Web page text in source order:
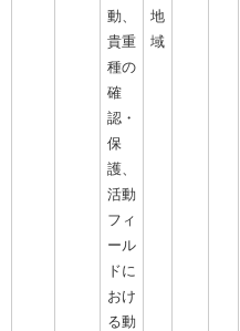
動、
貴重
種の
確
認・
保
護、
活動
フィ
ール
ドに
おけ
る動
地
域